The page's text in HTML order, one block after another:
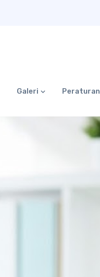
Galeri Peraturan